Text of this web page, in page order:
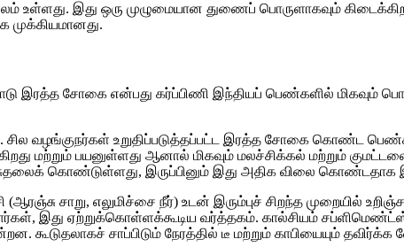
உள்ளது. இது ஒரு முழுமையான துணைப் பொருளாகவும்
முக்கியமானது.
இரத்த சோகை என்பது கர்ப்பிணி இந்தியப் பெண்களில் மிகவும்
சில வழங்குநர்கள் உறுதிப்படுத்தப்பட்ட இரத்த சோகை கொண்ட
மற்றும் பயனுள்ளது ஆனால் மிகவும் மலச்சிக்கல் மற்றும்
கொண்டுள்ளது, இருப்பினும் இது அதிக விலை கொண்டதாக
சாறு, எலுமிச்சை நீர்) உடன் இரும்புச் சிறந்த முறையில்
இது ஏற்றுக்கொள்ளக்கூடிய வர்த்தகம். கால்சியம்
சாப்பிடும் நேரத்தில் டீ மற்றும் காபியையும் தவிர்க்க